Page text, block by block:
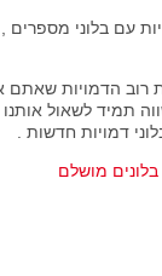
עם בלוני
רוב הדמויות שאתם
תמיד לשאול
דמויות חדשות .
מושלם